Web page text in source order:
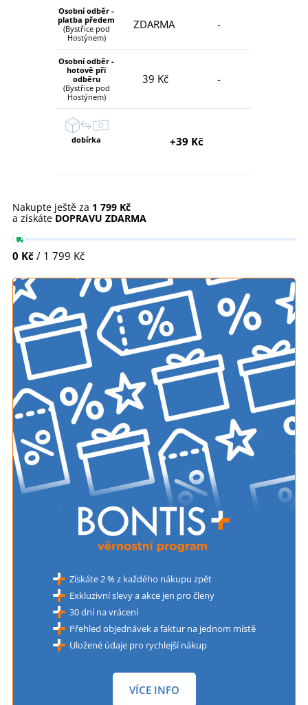
Osobní odběr -
platba předem
(Bystřice pod
Hostýnem)
ZDARMA -
Osobní odběr -
hotově při
odběru
(Bystřice pod
Hostýnem)
39 Kč -
dobírka +39 Kč
Nakupte ještě za 1 799 Kč
a získáte DOPRAVU ZDARMA
0 Kč / 1 799 Kč
Získáte 2 % z každého nákupu zpět
Exkluzivní slevy a akce jen pro členy
30 dní na vrácení
Přehled objednávek a faktur na jednom místě
Uložené údaje pro rychlejší nákup
VÍCE INFO